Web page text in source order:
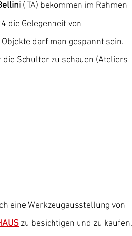
(ITA) bekommen im Rahmen
die Gelegenheit von
darf man gespannt sein.
Schulter zu schauen (Ateliers
zu besichtigen und zu kaufen.